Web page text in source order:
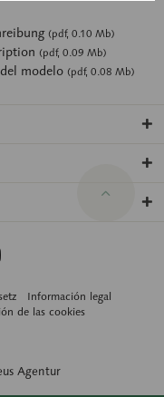
(pdf, 0.10 Mb)
(pdf, 0.09 Mb)
modelo (pdf, 0.08 Mb)
Agentur
Información legal
de las cookies